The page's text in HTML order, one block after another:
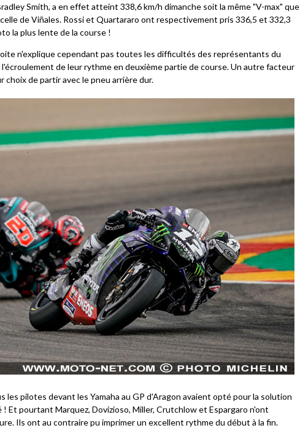
Smith, a en effet atteint 338,6 km/h dimanche soit la même "V-max" que
celle de Viñales. Rossi et Quartararo ont respectivement pris 336,5 et 332,3
la plus lente de la course !
n'explique cependant pas toutes les difficultés des représentants du
de leur rythme en deuxième partie de course. Un autre facteur
choix de partir avec le pneu arrière dur.
les pilotes devant les Yamaha au GP d'Aragon avaient opté pour la solution
Et pourtant Marquez, Dovizioso, Miller, Crutchlow et Espargaro n'ont
Ils ont au contraire pu imprimer un excellent rythme du début à la fin.